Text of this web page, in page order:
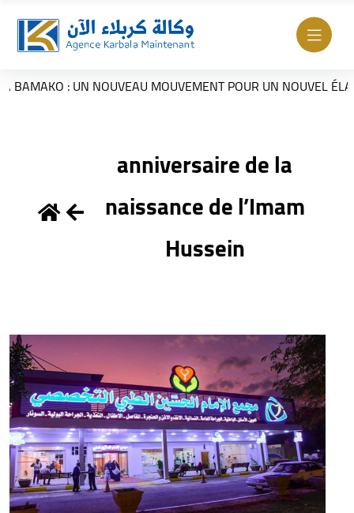
: UN NOUVEAU MOUVEMENT POUR UN NOUVEL ÉLAN
anniversaire de la
naissance de l’Imam
Hussein